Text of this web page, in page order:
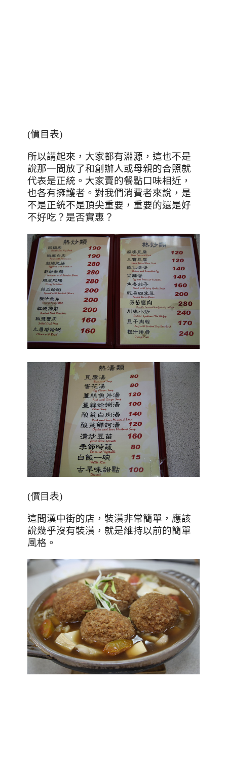
(價目表)
所以講起來，大家都有淵源，這也不是
說那一間放了和創辦人或母親的合照就
代表是正統。大家賣的餐點口味相近，
也各有擁護者。對我們消費者來說，是
不是正統不是頂尖重要，重要的還是好
不好吃？是否實惠？
(價目表)
這間漢中街的店，裝潢非常簡單，應該
說幾乎沒有裝潢，就是維持以前的簡單
風格。